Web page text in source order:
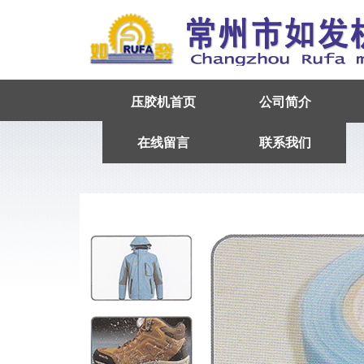
压胶机首页 公司简介
在线留言 联系我们